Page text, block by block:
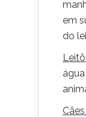
em
do